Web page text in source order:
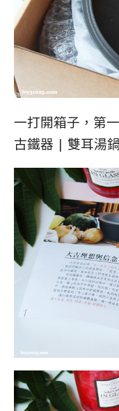
一打開箱子，第
古鐵器 | 雙耳湯